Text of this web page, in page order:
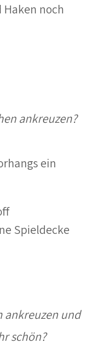
noch
ankreuzen?
ein
Spieldecke
ankreuzen und
schön?